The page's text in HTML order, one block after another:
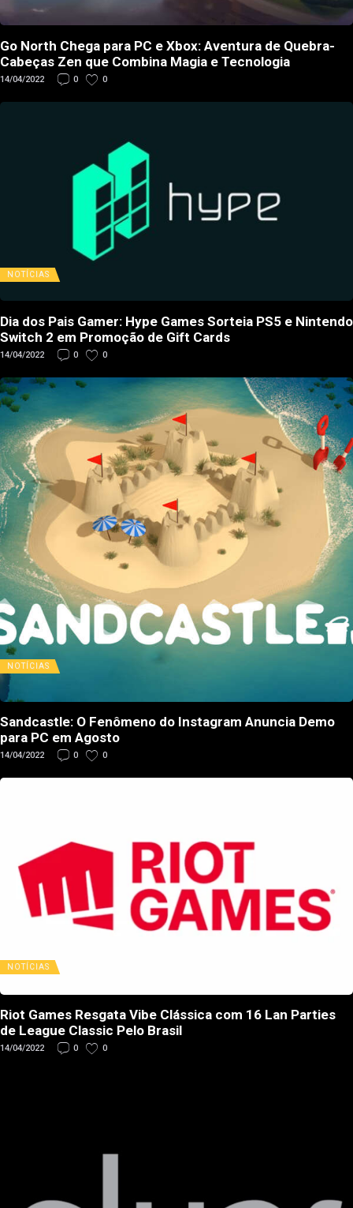
Go North Chega para PC e Xbox: Aventura de Quebra-
Cabeças Zen que Combina Magia e Tecnologia
14/04/2022 0 0
NOTÍCIAS
Dia dos Pais Gamer: Hype Games Sorteia PS5 e Nintendo
Switch 2 em Promoção de Gift Cards
14/04/2022 0 0
NOTÍCIAS
Sandcastle: O Fenômeno do Instagram Anuncia Demo
para PC em Agosto
14/04/2022 0 0
NOTÍCIAS
Riot Games Resgata Vibe Clássica com 16 Lan Parties
de League Classic Pelo Brasil
14/04/2022 0 0